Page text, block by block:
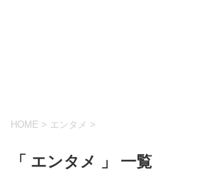
HOME > エンタメ >
「 エンタメ 」 一覧